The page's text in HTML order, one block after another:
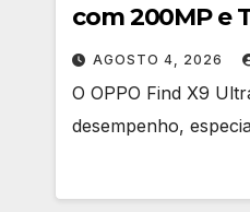
com 200MP e
AGOSTO 4, 2026
O OPPO Find X9
desempenho,